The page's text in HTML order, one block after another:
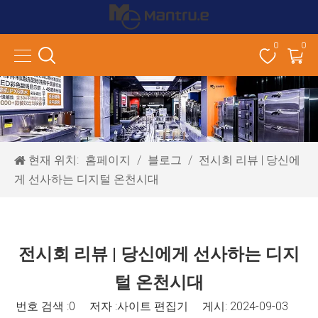
0 0
현재 위치: 홈페이지 / 블로그 / 전시회 리뷰 | 당신에
게 선사하는 디지털 온천시대
전시회 리뷰 | 당신에게 선사하는 디지
털 온천시대
번호 검색 :0 저자 :사이트 편집기 게시: 2024-09-03